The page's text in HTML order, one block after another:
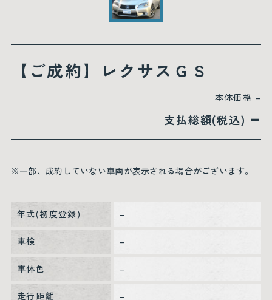
【ご成約】レクサスＧＳ
本体価格 –
支払総額(税込) –
※一部、成約していない車両が表示される場合がございます。
年式(初度登録) –
車検 –
車体色 –
走行距離
–